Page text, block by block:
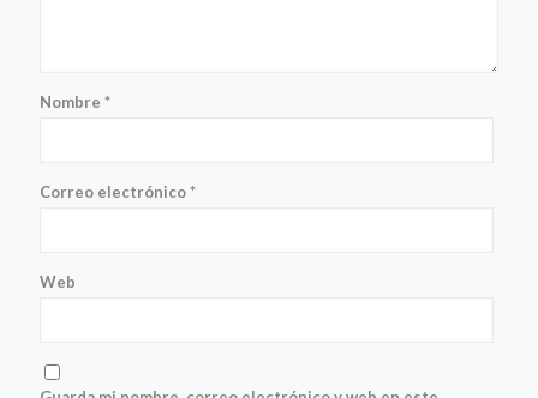
Nombre *
Correo electrónico*
Web